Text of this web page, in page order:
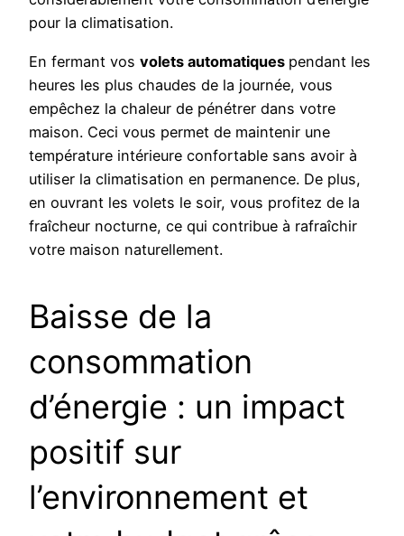
pour la climatisation.
En fermant vos volets automatiques pendant les
heures les plus chaudes de la journée, vous
empêchez la chaleur de pénétrer dans votre
maison. Ceci vous permet de maintenir une
température intérieure confortable sans avoir à
utiliser la climatisation en permanence. De plus,
en ouvrant les volets le soir, vous profitez de la
fraîcheur nocturne, ce qui contribue à rafraîchir
votre maison naturellement.
Baisse de la
consommation
d’énergie : un impact
positif sur
l’environnement et